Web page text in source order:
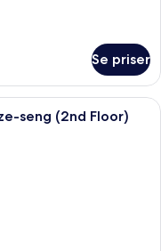
Se priser
med en stor seng,
seng (2nd Floor)